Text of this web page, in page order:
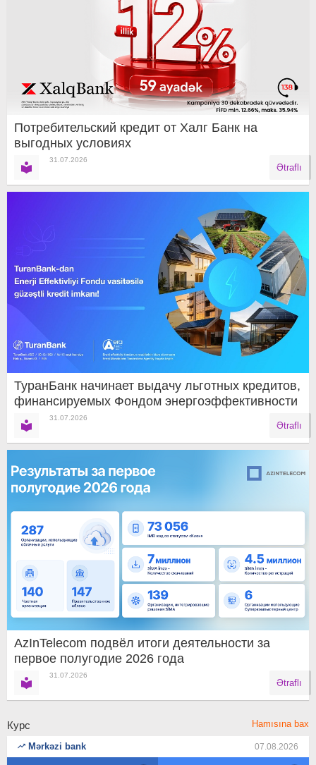
Потребительский кредит от Халг Банк на
выгодных условиях
31.07.2026
Ətraflı
ТуранБанк начинает выдачу льготных кредитов,
финансируемых Фондом энергоэффективности
31.07.2026
Ətraflı
AzInTelecom подвёл итоги деятельности за
первое полугодие 2026 года
31.07.2026
Ətraflı
Курс Hamısına bax
Mərkəzi bank 07.08.2026